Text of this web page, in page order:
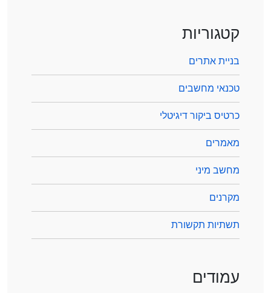
קטגוריות
בניית אתרים
טכנאי מחשבים
כרטיס ביקור דיגיטלי
מאמרים
מחשב מיני
מקרנים
תשתיות תקשורת
עמודים